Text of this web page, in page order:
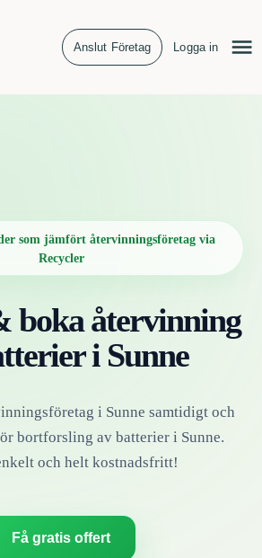
Anslut Företag Logga in
som jämfört återvinningsföretag via
Recycler
boka återvinning
i Sunne
i Sunne samtidigt och
bortforsling av batterier i Sunne.
och helt kostnadsfritt!
Få gratis offert